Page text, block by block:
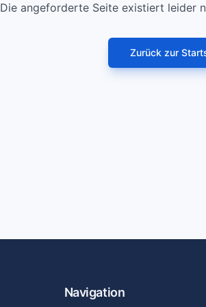
Die angeforderte Seite existiert leider
Zurück zur
Navigation